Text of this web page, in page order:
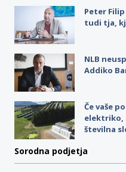
Peter
tudi tja,
NLB
Addiko
Če vaše
elektriko,
številna
Sorodna podjetja